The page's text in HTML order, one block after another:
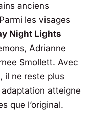
anciens
les visages
Night Lights
Adrianne
Smollett. Avec
il ne reste plus
atteigne
que l’original.